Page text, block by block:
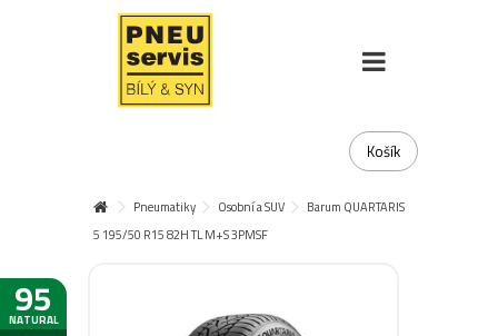
95
NATURAL
Košík
Pneumatiky Osobní a SUV
Barum QUARTARIS
5 195/50 R15 82H TL M+S 3PMSF